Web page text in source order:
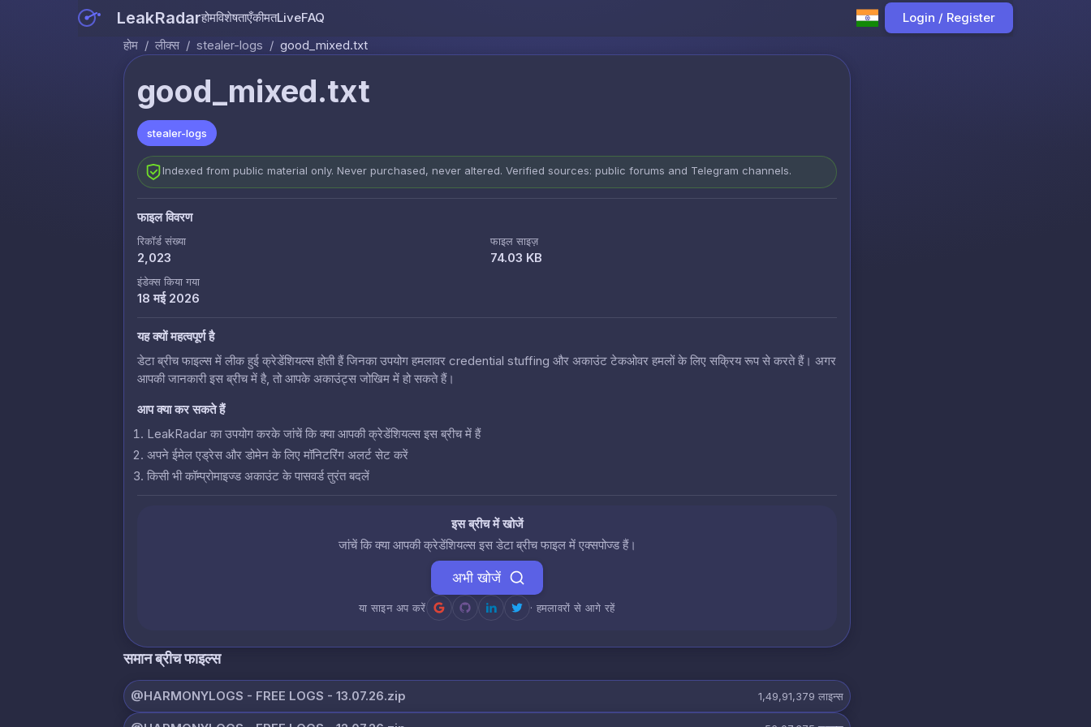
LeakRadarहोमविशेषताएँकीमतLiveFAQ
Login / Register
होम / लीक्स / stealer-logs / good_mixed.txt
good_mixed.txt
stealer-logs
Indexed from public material only. Never purchased, never altered. Verified sources: public forums and Telegram channels.
फाइल विवरण
रिकॉर्ड संख्या
2,023
फाइल साइज़
74.03 KB
इंडेक्स किया गया
18 मई 2026
यह क्यों महत्वपूर्ण है
डेटा ब्रीच फाइल्स में लीक हुई क्रेडेंशियल्स होती हैं जिनका उपयोग हमलावर credential stuffing और अकाउंट टेकओवर हमलों के लिए सक्रिय रूप से करते हैं। अगर
आपकी जानकारी इस ब्रीच में है, तो आपके अकाउंट्स जोखिम में हो सकते हैं।
आप क्या कर सकते हैं
LeakRadar का उपयोग करके जांचें कि क्या आपकी क्रेडेंशियल्स इस ब्रीच में हैं
अपने ईमेल एड्रेस और डोमेन के लिए मॉनिटरिंग अलर्ट सेट करें
किसी भी कॉम्प्रोमाइज्ड अकाउंट के पासवर्ड तुरंत बदलें
इस ब्रीच में खोजें
जांचें कि क्या आपकी क्रेडेंशियल्स इस डेटा ब्रीच फाइल में एक्सपोज्ड हैं।
अभी खोजें
या साइन अप करें · हमलावरों से आगे रहें
समान ब्रीच फाइल्स
@HARMONYLOGS - FREE LOGS - 13.07.26.zip 1,49,91,379 लाइन्स